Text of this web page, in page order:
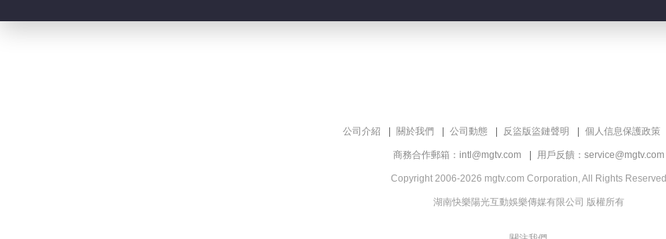
公司介紹 關於我們 公司動態 反盜版盜鏈聲明 個人信息保護政策
商務合作郵箱：intl@mgtv.com 用戶反饋：service@mgtv.com
Copyright 2006-2026 mgtv.com Corporation, All Rights Reserved
湖南快樂陽光互動娛樂傳媒有限公司 版權所有